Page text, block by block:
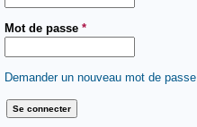
Mot de passe *
Demander un nouveau mot de passe